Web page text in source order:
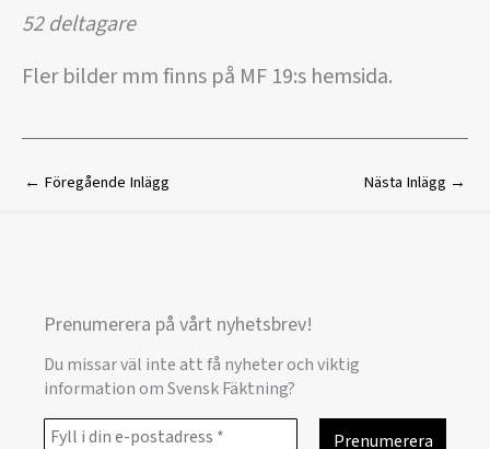
52 deltagare
Fler bilder mm finns på MF 19:s hemsida.
← Föregående Inlägg Nästa Inlägg →
Prenumerera på vårt nyhetsbrev!
Du missar väl inte att få nyheter och viktig
information om Svensk Fäktning?